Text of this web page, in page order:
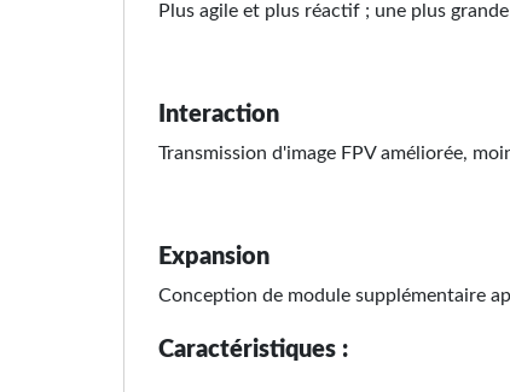
Plus agile et plus réactif ; une plus
Interaction
Transmission d'image FPV améliorée,
Expansion
Conception de module supplémentaire
Caractéristiques :